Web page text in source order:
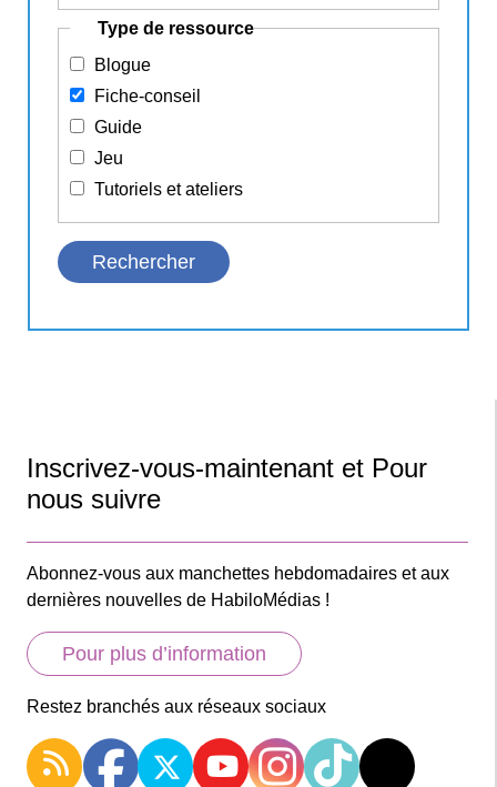
Type de ressource
Blogue
Fiche-conseil
Guide
Jeu
Tutoriels et ateliers
Inscrivez-vous-maintenant et Pour
nous suivre
Abonnez-vous aux manchettes hebdomadaires et aux
dernières nouvelles de HabiloMédias !
Pour plus d’information
Restez branchés aux réseaux sociaux